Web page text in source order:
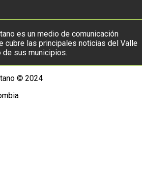
es un medio de comunicación
cubre las principales noticias del Valle
de sus municipios.
© 2024